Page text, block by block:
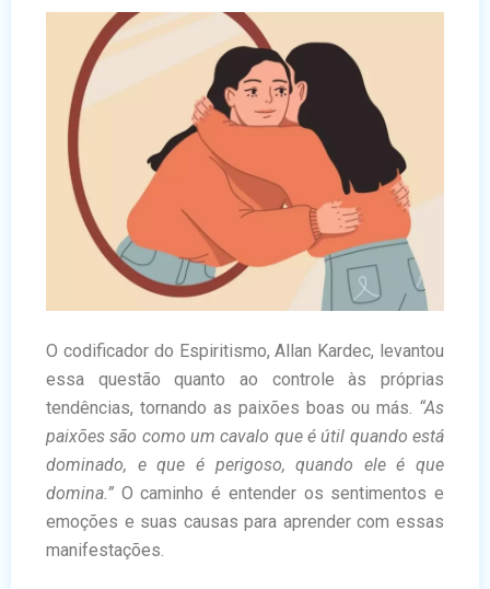
O codificador do Espiritismo, Allan Kardec, levantou
essa questão quanto ao controle às próprias
tendências, tornando as paixões boas ou más. “As
paixões são como um cavalo que é útil quando está
dominado, e que é perigoso, quando ele é que
domina.” O caminho é entender os sentimentos e
emoções e suas causas para aprender com essas
manifestações.